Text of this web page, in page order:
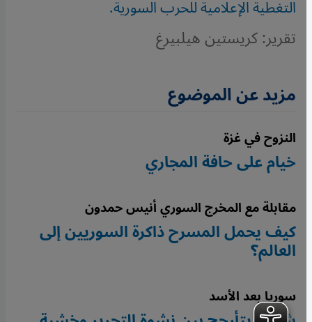
التغطية الإعلامية للحرب السورية.
تقرير: كريستين هيلبيرغ
مزيد عن الموضوع
النزوح في غزة
خيام على حافة المجاري
مقابلة مع المخرج السوري أنيس حمدون
كيف يحمل المسرح ذاكرة السوريين إلى
العالم؟
سوريا بعد الأسد